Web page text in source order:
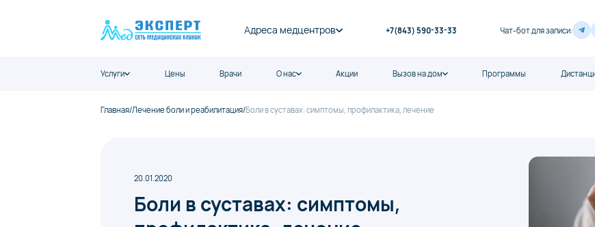
Адреса медцентров +7(843) 590-33-33 Чат-бот для записи:
Услуги Цены Врачи О нас Акции Вызов на дом Программы
Главная/Лечение боли и реабилитация/Боли в суставах: симптомы, профилактика, лечение
20.01.2020
Боли в суставах: симптомы,